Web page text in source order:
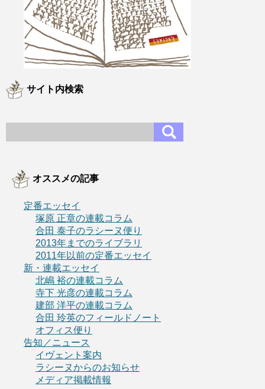
サイト内検索
オススメの記事
定番エッセイ
塚原 正章の連載コラム
合田 泰子のラシーヌ便り
2013年までのライブラリ
2011年以前の定番エッセイ
新・連載エッセイ
北嶋 裕の連載コラム
寺下 光彦の連載コラム
建部 洋平の連載コラム
合田 玲英のフィールドノート
オフィス便り
告知／ニュース
イヴェント案内
ラシーヌからのお知らせ
メディア掲載情報